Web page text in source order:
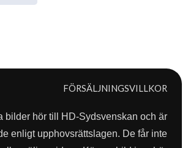
FÖRSÄLJNINGSVILLKOR
bilder hör till HD-Sydsvenskan och är
enligt upphovsrättslagen. De får inte